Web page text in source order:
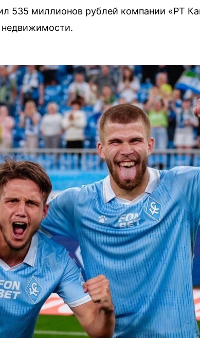
535 миллионов рублей компании «РТ
недвижимости.